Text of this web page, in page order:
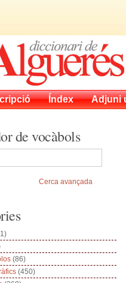
Índex Adjuni
de vocàbols
Cerca avançada
(86)
(450)